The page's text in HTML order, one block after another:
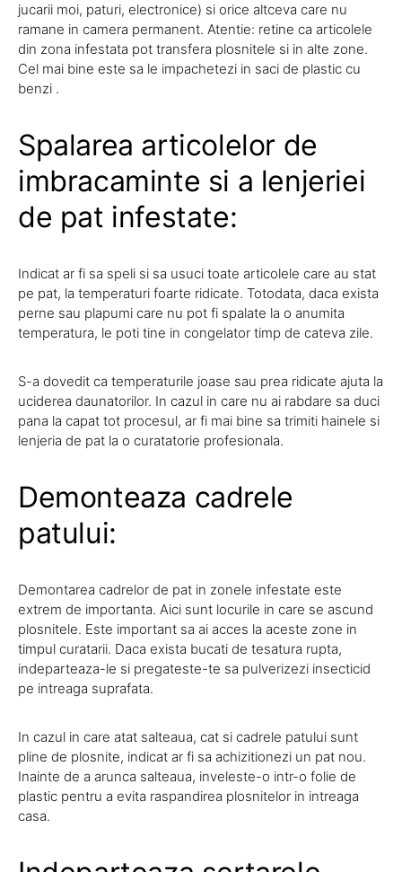
jucarii moi, paturi, electronice) si orice altceva care nu
ramane in camera permanent. Atentie: retine ca articolele
din zona infestata pot transfera plosnitele si in alte zone.
Cel mai bine este sa le impachetezi in saci de plastic cu
benzi .
Spalarea articolelor de
imbracaminte si a lenjeriei
de pat infestate:
Indicat ar fi sa speli si sa usuci toate articolele care au stat
pe pat, la temperaturi foarte ridicate. Totodata, daca exista
perne sau plapumi care nu pot fi spalate la o anumita
temperatura, le poti tine in congelator timp de cateva zile.
S-a dovedit ca temperaturile joase sau prea ridicate ajuta la
uciderea daunatorilor. In cazul in care nu ai rabdare sa duci
pana la capat tot procesul, ar fi mai bine sa trimiti hainele si
lenjeria de pat la o curatatorie profesionala.
Demonteaza cadrele
patului:
Demontarea cadrelor de pat in zonele infestate este
extrem de importanta. Aici sunt locurile in care se ascund
plosnitele. Este important sa ai acces la aceste zone in
timpul curatarii. Daca exista bucati de tesatura rupta,
indeparteaza-le si pregateste-te sa pulverizezi insecticid
pe intreaga suprafata.
In cazul in care atat salteaua, cat si cadrele patului sunt
pline de plosnite, indicat ar fi sa achizitionezi un pat nou.
Inainte de a arunca salteaua, inveleste-o intr-o folie de
plastic pentru a evita raspandirea plosnitelor in intreaga
casa.